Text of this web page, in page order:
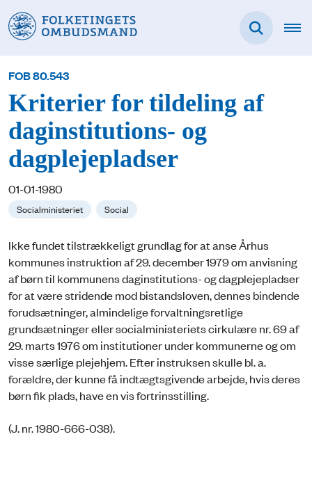
FOB 80.543
Kriterier for tildeling af
daginstitutions- og
dagplejepladser
01-01-1980
Socialministeriet Social
Ikke fundet tilstrækkeligt grundlag for at anse Århus
kommunes instruktion af 29. december 1979 om anvisning
af børn til kommunens daginstitutions- og dagplejepladser
for at være stridende mod bistandsloven, dennes bindende
forudsætninger, almindelige forvaltningsretlige
grundsætninger eller socialministeriets cirkulære nr. 69 af
29. marts 1976 om institutioner under kommunerne og om
visse særlige plejehjem. Efter instruksen skulle bl. a.
forældre, der kunne få indtægtsgivende arbejde, hvis deres
børn fik plads, have en vis fortrinsstilling.
(J. nr. 1980-666-038).